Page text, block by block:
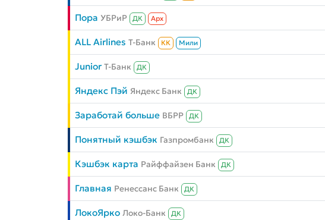
Пора УБРиР ДК Aрх
ALL Airlines Т-Банк КК Мили
Junior Т-Банк ДК
Яндекс Пэй Яндекс Банк ДК
Заработай больше ВБРР ДК
Понятный кэшбэк Газпромбанк ДК
Кэшбэк карта Райффайзен Банк ДК
Главная Ренессанс Банк ДК
ЛокоЯрко Локо-Банк ДК